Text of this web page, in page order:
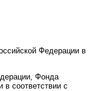
Федерации в
Фонда
соответствии с